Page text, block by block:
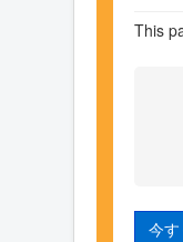
This
今